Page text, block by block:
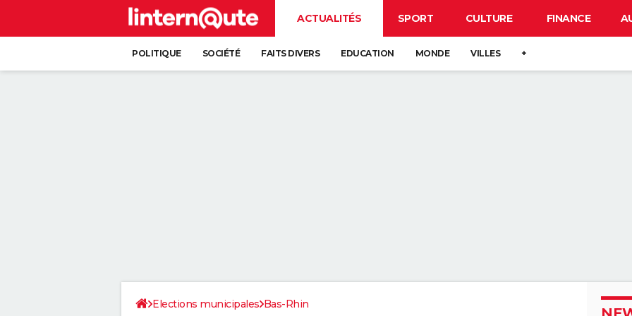
ACTUALITÉS SPORT CULTURE FINANCE
POLITIQUE SOCIÉTÉ FAITS DIVERS EDUCATION MONDE VILLES +
Elections municipales Bas-Rhin